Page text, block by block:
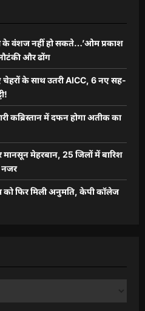
के वंशज नहीं हो सकते…’ओम प्रकाश
और ढोंग
चेहरों के साथ उतरी AICC, 6 नए सह-
कब्रिस्तान में दफन होगा अतीक का
मेहरबान, 25 जिलों में बारिश
नजर
को फिर मिली अनुमति, केपी कॉलेज